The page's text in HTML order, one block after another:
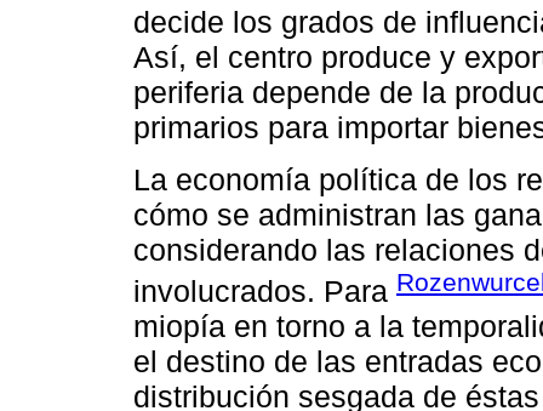
decide los grados de
Así, el centro produce y
periferia depende de la
primarios para importar
La economía política de los
cómo se administran las
considerando las relaciones
involucrados. Para
miopía en torno a la
el destino de las entradas
distribución sesgada de